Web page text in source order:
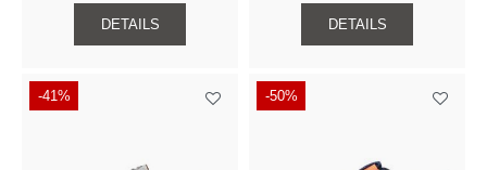
DETAILS DETAILS
-41% -50%